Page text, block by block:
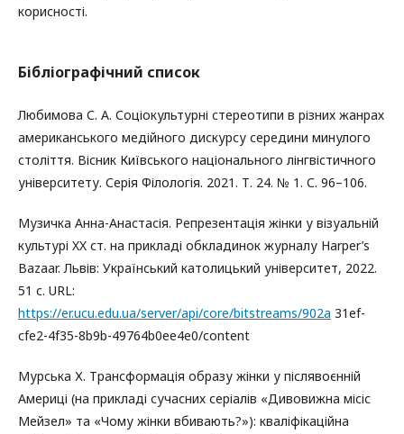
корисності.
Бібліографічний список
Любимова С. А. Соціокультурні стереотипи в різних жанрах
американського медійного дискурсу середини минулого
століття. Вісник Київського національного лінгвістичного
університету. Серія Філологія. 2021. Т. 24. № 1. С. 96–106.
Музичка Анна-Анастасія. Репрезентація жінки у візуальній
культурі XX ст. на прикладі обкладинок журналу Harper’s
Bazaar. Львів: Український католицький університет, 2022.
51 с. URL:
https://er.ucu.edu.ua/server/api/core/bitstreams/902a 31ef-
cfe2-4f35-8b9b-49764b0ee4e0/content
Мурська Х. Трансформація образу жінки у післявоєнній
Америці (на прикладі сучасних серіалів «Дивовижна місіс
Мейзел» та «Чому жінки вбивають?»): кваліфікаційна